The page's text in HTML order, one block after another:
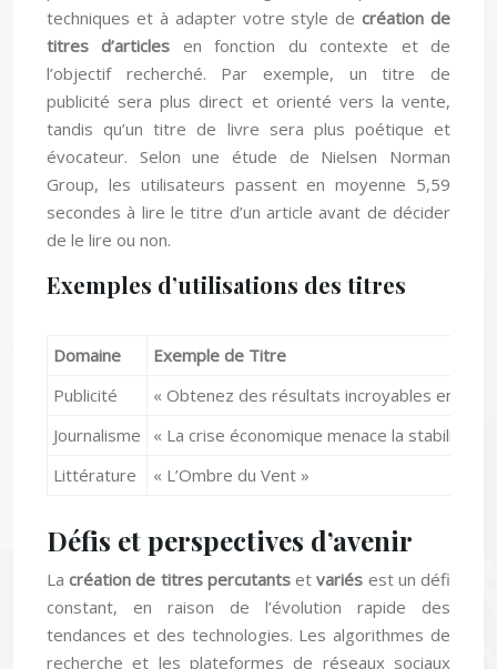
techniques et à adapter votre style decréation de
titres d’articles en fonction du contexte et de
l’objectif recherché. Par exemple, un titre de
publicité sera plus direct et orienté vers la vente,
tandis qu’un titre de livre sera plus poétique et
évocateur. Selon une étude de Nielsen Norman
Group, les utilisateurs passent en moyenne 5,59
secondes à lire le titre d’un article avant de décider
de le lire ou non.
Exemples d’utilisations des titres
Domaine
Exemple de Titre
Publicité
« Obtenez des résultats incroyables en
Journalisme
« La crise économique menace la stabilité
Littérature
« L’Ombre du Vent »
Défis et perspectives d’avenir
Lacréation de titres percutantsetvariés est un défi
constant, en raison de l’évolution rapide des
tendances et des technologies. Les algorithmes de
recherche et les plateformes de réseaux sociaux